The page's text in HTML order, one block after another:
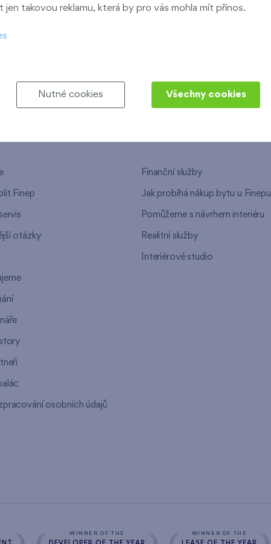
Finep
otázky
osobních údajů
Finanční služby
Jak probíhá nákup bytu u Finepu
Pomůžeme s návrhem interiéru
Realitní služby
Interiérové studio
WINNER OF THE WINNER OF THE
jen takovou reklamu, která by pro vás mohla mít přínos.
Nutné cookies Všechny cookies